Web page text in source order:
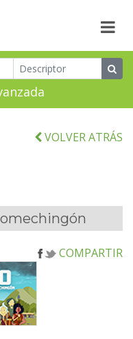
VOLVER ATRÁS
COMPARTIR